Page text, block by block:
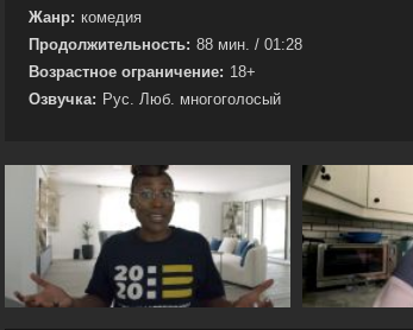
Жанр: комедия
Продолжительность: 88 мин. / 01:28
Возрастное ограничение: 18+
Озвучка: Рус. Люб. многоголосый